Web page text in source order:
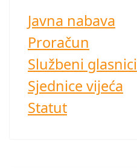
Javna nabava
Proračun
Službeni glasnici
Sjednice vijeća
Statut